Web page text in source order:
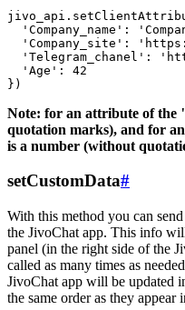
'Company_name':
'Company_site':
'Telegram_chanel':
  'Age': 42
Note: for an attribute of the
quotation marks), and for
is a number (without
setCustomData#
With this method you can
the JivoChat app. This info
panel (in the right side of the
called as many times as
JivoChat app will be updated
the same order as they appear